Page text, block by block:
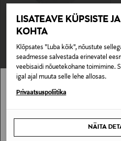
LISATEAVE KÜPSISTE
KOHTA
Klõpsates "Luba kõik", nõustute
seadmesse salvestada erinevatel
veebisaidi nõuetekohane toimimine.
igal ajal muuta selle lehe allosas.
Privaatsuspoliitika
NÄITA
SOODUSTUS 40%
J.LINDEBERG
Polosärk Joey Tipping
Discounted Price
50,90 € Original Price
85,00 €
Stockmann pole Sinu riigis
SAAN